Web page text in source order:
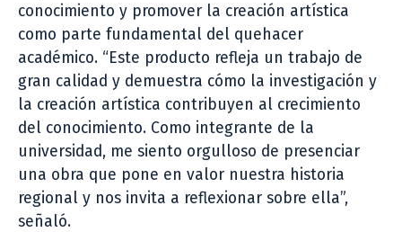
conocimiento y promover la creación artística
como parte fundamental del quehacer
académico. “Este producto refleja un trabajo de
gran calidad y demuestra cómo la investigación y
la creación artística contribuyen al crecimiento
del conocimiento. Como integrante de la
universidad, me siento orgulloso de presenciar
una obra que pone en valor nuestra historia
regional y nos invita a reflexionar sobre ella”,
señaló.